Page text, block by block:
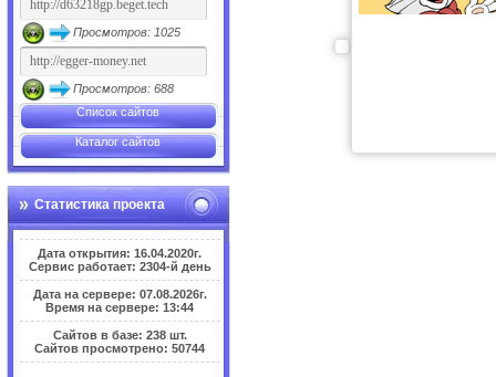
Просмотров: 1025
Просмотров: 688
Список сайтов
Каталог сайтов
Статистика проекта
Дата открытия: 16.04.2020г.
Сервис работает: 2304-й день
Дата на сервере: 07.08.2026г.
Время на сервере: 13:44
Сайтов в базе: 238 шт.
Сайтов просмотрено: 50744